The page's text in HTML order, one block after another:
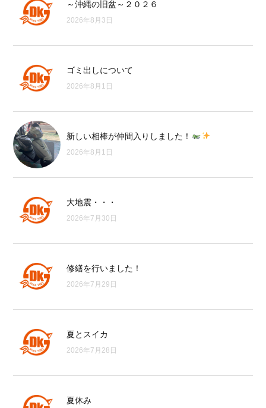
～沖縄の旧盆～２０２６
2026年8月3日
ゴミ出しについて
2026年8月1日
新しい相棒が仲間入りしました！
2026年8月1日
大地震・・・
2026年7月30日
修繕を行いました！
2026年7月29日
夏とスイカ
2026年7月28日
夏休み